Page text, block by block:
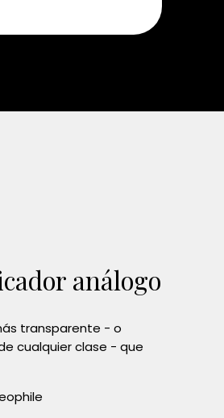
análogo
transparente - o
cualquier clase - que